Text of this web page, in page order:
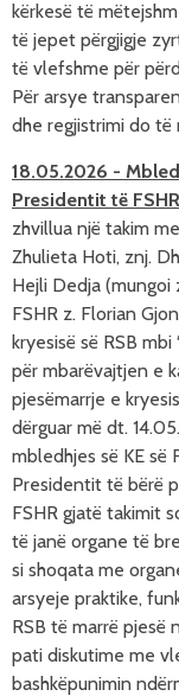
kërkesë të
të jepet përgjigje
të vlefshme për
Për arsye
dhe regjistrimi do të
18.05.2026 -
Presidentit të FSHR
zhvillua një takim
Zhulieta Hoti, znj.
Hejli Dedja (mungoi
FSHR z. Florian
kryesisë së RSB mbi
për mbarëvajtjen e
pjesëmarrje e kryesis
dërguar më dt.
mbledhjes së KE së
Presidentit të bërë
FSHR gjatë takimit
të janë organe të
si shoqata me
arsyeje praktike,
RSB të marrë pjesë
pati diskutime me
bashkëpunimin